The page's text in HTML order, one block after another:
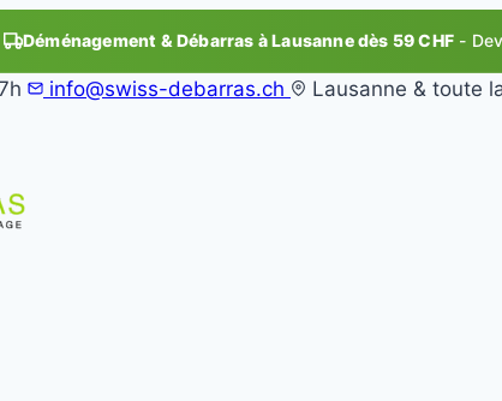
Déménagement & Débarras à Lausanne dès 59 CHF -
info@swiss-debarras.ch
Lausanne & toute